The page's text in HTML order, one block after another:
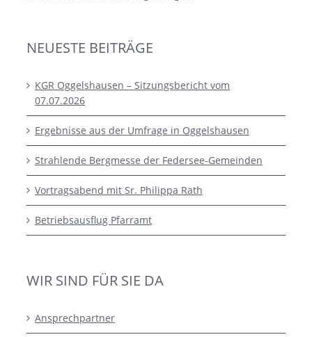
NEUESTE BEITRÄGE
KGR Oggelshausen – Sitzungsbericht vom
07.07.2026
Ergebnisse aus der Umfrage in Oggelshausen
Strahlende Bergmesse der Federsee-Gemeinden
Vortragsabend mit Sr. Philippa Rath
Betriebsausflug Pfarramt
WIR SIND FÜR SIE DA
Ansprechpartner